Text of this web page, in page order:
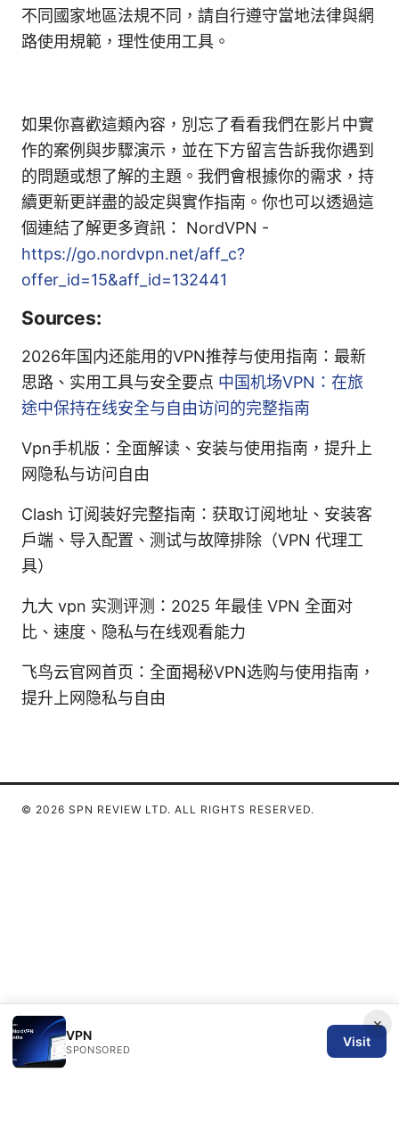
不同國家地區法規不同，請自行遵守當地法律與網
路使用規範，理性使用工具。
如果你喜歡這類內容，別忘了看看我們在影片中實
作的案例與步驟演示，並在下方留言告訴我你遇到
的問題或想了解的主題。我們會根據你的需求，持
續更新更詳盡的設定與實作指南。你也可以透過這
個連結了解更多資訊： NordVPN -
https://go.nordvpn.net/aff_c?
offer_id=15&aff_id=132441
Sources:
2026年国内还能用的VPN推荐与使用指南：最新
思路、实用工具与安全要点 中国机场VPN：在旅
途中保持在线安全与自由访问的完整指南
Vpn手机版：全面解读、安装与使用指南，提升上
网隐私与访问自由
Clash 订阅装好完整指南：获取订阅地址、安装客
户端、导入配置、测试与故障排除（VPN 代理工
具）
九大 vpn 实测评测：2025 年最佳 VPN 全面对
比、速度、隐私与在线观看能力
飞鸟云官网首页：全面揭秘VPN选购与使用指南，
提升上网隐私与自由
×
VPN
SPONSORED
Visit
© 2026 SPN REVIEW LTD. ALL RIGHTS RESERVED.